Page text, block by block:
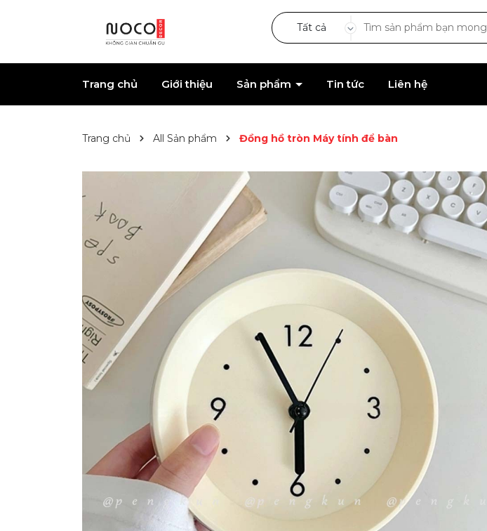
Tất cả
Trang chủ Giới thiệu Sản phẩm Tin tức Liên hệ
Trang chủ All Sản phẩm Đồng hồ tròn Máy tính để bàn